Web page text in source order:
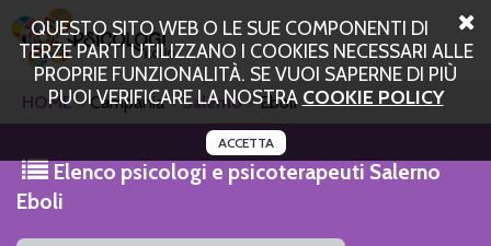
QUESTO SITO WEB O LE SUE COMPONENTI DI
TERZE PARTI UTILIZZANO I COOKIES NECESSARI ALLE
PROPRIE FUNZIONALITÀ. SE VUOI SAPERNE DI PIÙ
PUOI VERIFICARE LA NOSTRA COOKIE POLICY
ACCETTA
HOME Campania Salerno Eboli
Elenco psicologi e psicoterapeuti Salerno
Eboli